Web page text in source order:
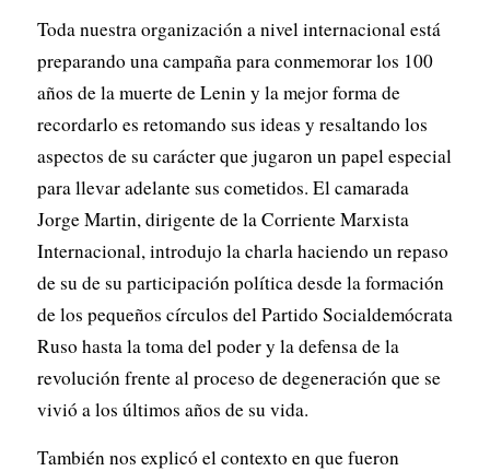
Toda nuestra organización a nivel internacional está
preparando una campaña para conmemorar los 100
años de la muerte de Lenin y la mejor forma de
recordarlo es retomando sus ideas y resaltando los
aspectos de su carácter que jugaron un papel especial
para llevar adelante sus cometidos. El camarada
Jorge Martin, dirigente de la Corriente Marxista
Internacional, introdujo la charla haciendo un repaso
de su de su participación política desde la formación
de los pequeños círculos del Partido Socialdemócrata
Ruso hasta la toma del poder y la defensa de la
revolución frente al proceso de degeneración que se
vivió a los últimos años de su vida.
También nos explicó el contexto en que fueron